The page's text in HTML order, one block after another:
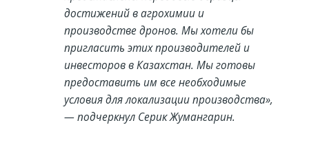
достижений в агрохимии и
производстве дронов. Мы хотели бы
пригласить этих производителей и
инвесторов в Казахстан. Мы готовы
предоставить им все необходимые
условия для локализации производства»,
— подчеркнул Серик Жумангарин.